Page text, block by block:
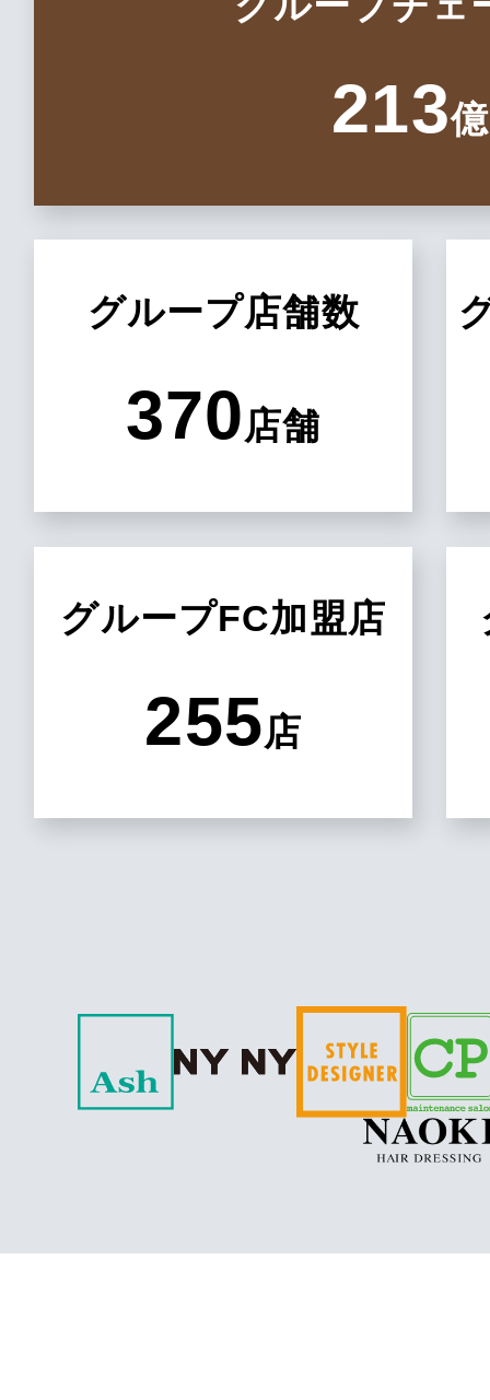
213
グループ店舗数
370店舗
グループFC加盟店
255店